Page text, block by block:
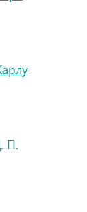
П.